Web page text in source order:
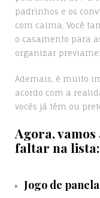
padrinhos e os
com calma. Você
o casamento para
organizar
Ademais, é muito
acordo com a
vocês já têm ou
Agora, vamos
faltar na lista:
Jogo de